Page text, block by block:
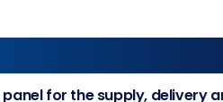
for the supply, delivery